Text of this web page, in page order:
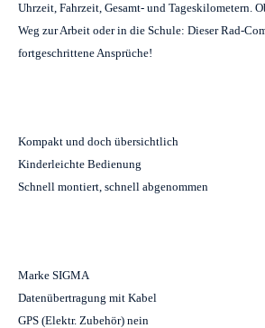
Uhrzeit, Fahrzeit, Gesamt- und Tageskilometern.
Weg zur Arbeit oder in die Schule: Dieser Rad-
fortgeschrittene Ansprüche!
Kompakt und doch übersichtlich
Kinderleichte Bedienung
Schnell montiert, schnell abgenommen
Marke SIGMA
Datenübertragung mit Kabel
GPS (Elektr. Zubehör) nein